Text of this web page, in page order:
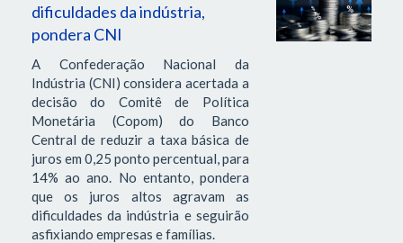
dificuldades da indústria,
pondera CNI
A Confederação Nacional da
Indústria (CNI) considera acertada a
decisão do Comitê de Política
Monetária (Copom) do Banco
Central de reduzir a taxa básica de
juros em 0,25 ponto percentual, para
14% ao ano. No entanto, pondera
que os juros altos agravam as
dificuldades da indústria e seguirão
asfixiando empresas e famílias.